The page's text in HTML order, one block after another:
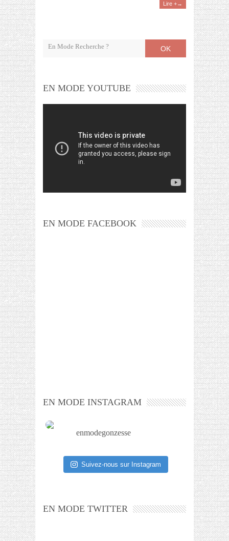
Lire +→
OK
EN MODE YOUTUBE
EN MODE FACEBOOK
EN MODE INSTAGRAM
enmodegonzesse
Suivez-nous sur Instagram
EN MODE TWITTER